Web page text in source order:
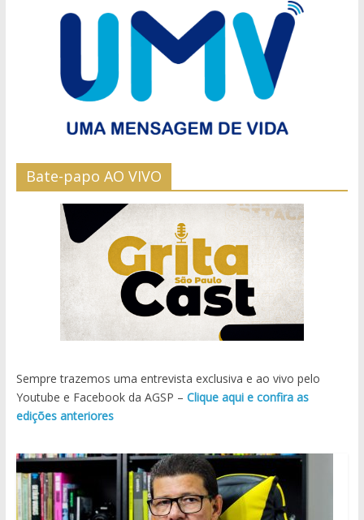
Bate-papo AO VIVO
Sempre trazemos uma entrevista exclusiva e ao vivo pelo
Youtube e Facebook da AGSP – Clique aqui e confira as
edições anteriores